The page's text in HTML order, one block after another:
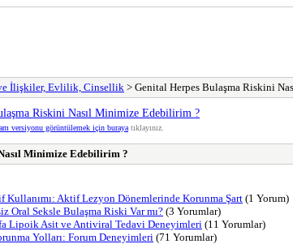
İlişkiler, Evlilik, Cinsellik > Genital Herpes Bulaşma Riskini
Riskini Nasıl Minimize Edebilirim ?
versiyonu görüntülemek için buraya tıklayınız.
Minimize Edebilirim ?
Kullanımı: Aktif Lezyon Dönemlerinde Korunma Şart (1 Yorum)
Oral Seksle Bulaşma Riski Var mı? (3 Yorumlar)
Lipoik Asit ve Antiviral Tedavi Deneyimleri (11 Yorumlar)
Yolları: Forum Deneyimleri (71 Yorumlar)